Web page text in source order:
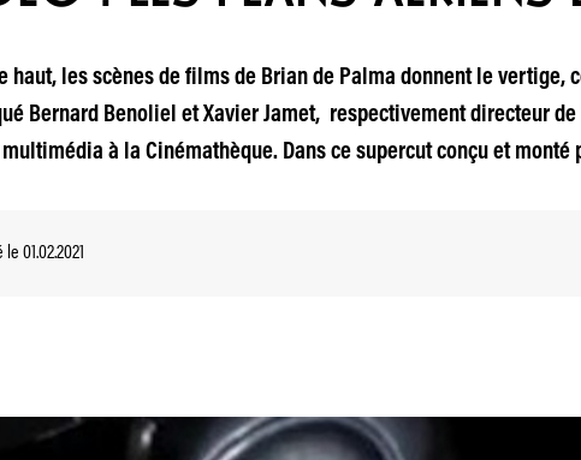
haut, les scènes de films de Brian de Palma donnent le vertige,
Bernard Benoliel et Xavier Jamet, respectivement directeur
à la Cinémathèque. Dans ce supercut conçu et monté
01.02.2021